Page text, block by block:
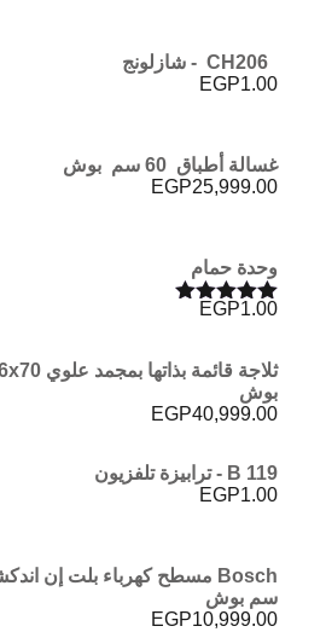
EGP1.00
غسالة أطباق 60 سم بوش
EGP25,999.00
وحدة حمام
تم التقييم
EGP1.00
بوش
EGP40,999.00
B 119 - ترابيزة تلفزيون
EGP1.00
سم بوش
EGP10,999.00